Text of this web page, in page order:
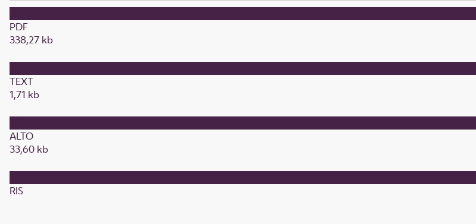
PDF
338,27 kb
TEXT
1,71 kb
ALTO
33,60 kb
RIS